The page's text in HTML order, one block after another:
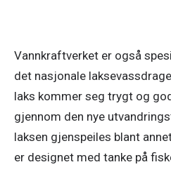
Vannkraftverket er også
det nasjonale
laks kommer seg trygt og
gjennom den nye
laksen gjenspeiles blant